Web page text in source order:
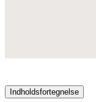
Indholdsfortegnelse